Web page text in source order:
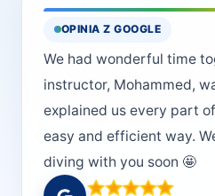
OPINIA Z GOOGLE
We had wonderful time
instructor, Mohammed,
explained us every part
easy and efficient way.
diving with you soon 🤩